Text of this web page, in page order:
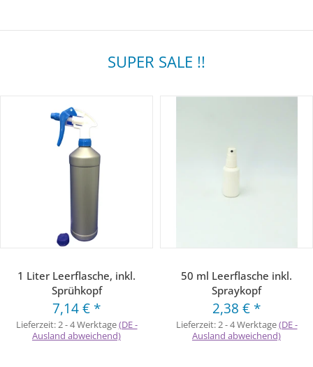
SUPER SALE !!
1 Liter Leerflasche, inkl.
Sprühkopf
7,14 € *
Lieferzeit:2 - 4 Werktage(DE -
Ausland abweichend)
50 ml Leerflasche inkl.
Spraykopf
2,38 € *
Lieferzeit:2 - 4 Werktage(DE -
Ausland abweichend)